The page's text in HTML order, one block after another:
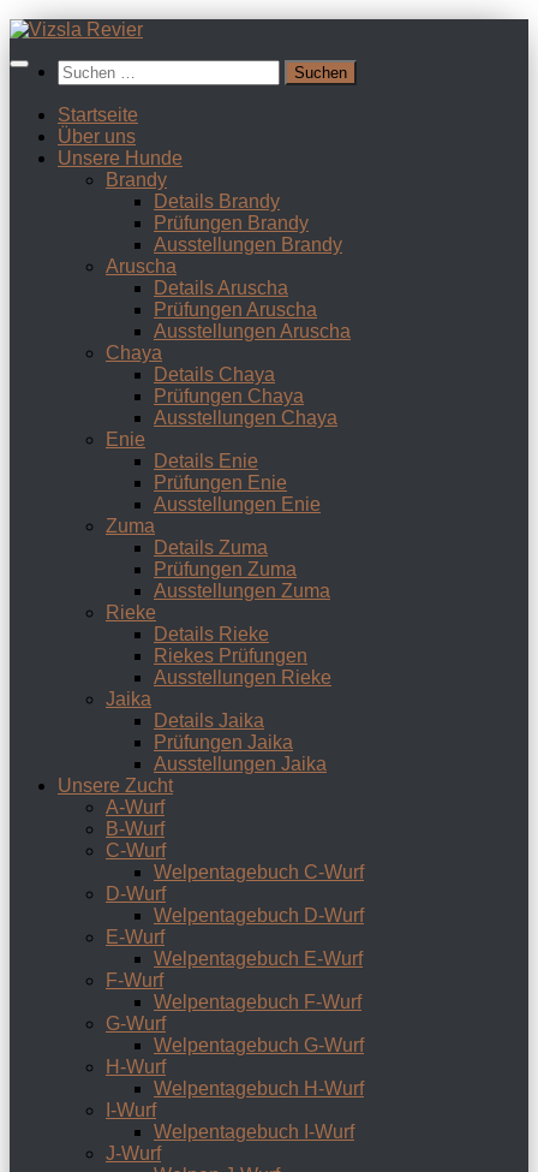
Zum
springenSuchen
nach:
Startseite
Über uns
Unsere Hunde
Brandy
Details Brandy
Prüfungen Brandy
Ausstellungen Brandy
Aruscha
Details Aruscha
Prüfungen Aruscha
Ausstellungen Aruscha
Chaya
Details Chaya
Prüfungen Chaya
Ausstellungen Chaya
Enie
Details Enie
Prüfungen Enie
Ausstellungen Enie
Zuma
Details Zuma
Prüfungen Zuma
Ausstellungen Zuma
Rieke
Details Rieke
Riekes Prüfungen
Ausstellungen Rieke
Jaika
Details Jaika
Prüfungen Jaika
Ausstellungen Jaika
Unsere Zucht
A-Wurf
B-Wurf
C-Wurf
Welpentagebuch C-Wurf
D-Wurf
Welpentagebuch D-Wurf
E-Wurf
Welpentagebuch E-Wurf
F-Wurf
Welpentagebuch F-Wurf
G-Wurf
Welpentagebuch G-Wurf
H-Wurf
Welpentagebuch H-Wurf
I-Wurf
Welpentagebuch I-Wurf
J-Wurf